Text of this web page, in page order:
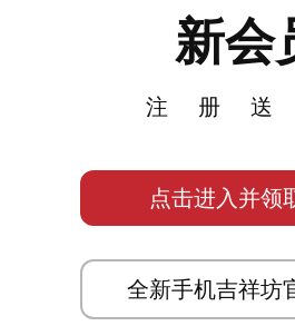
新会
注册
点击进入并领
全新手机吉祥坊